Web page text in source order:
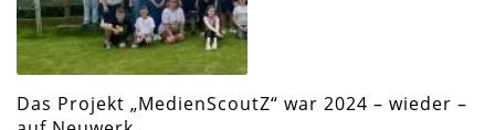
Das Projekt „MedienScoutZ“ war 2024 – wieder –